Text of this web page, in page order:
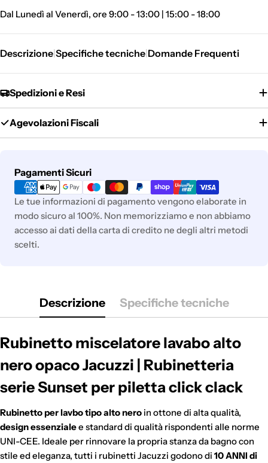
Gli addebiti avverranno automaticamente sul metodo di
pagamento scelto, senza alcun costo aggiuntivo.
"Paga in 3 rate"è un finanziamento senza interessi per gli
eventuali costi di spedizione calcolati al checkout.
Dal Lunedì al Venerdì, ore 9:00 - 13:00 | 15:00 - 18:00
Descrizione Specifiche tecniche Domande Frequenti
Spedizioni e Resi
Agevolazioni Fiscali
Pagamenti Sicuri
Metodi
di
pagamento
Le tue informazioni di pagamento vengono elaborate in
modo sicuro al 100%. Non memorizziamo e non abbiamo
accesso ai dati della carta di credito ne degli altri metodi
scelti.
Descrizione Specifiche tecniche
Rubinetto miscelatore lavabo alto
nero opaco Jacuzzi | Rubinetteria
serie Sunset per piletta click clack
Rubinetto per lavbo tipo alto nero in ottone di alta qualità,
design essenzialee standard di qualità rispondenti alle norme
UNI-CEE. Ideale per rinnovare la propria stanza da bagno con
stile ed eleganza, tutti i rubinetti Jacuzzi godono di 10 ANNI di